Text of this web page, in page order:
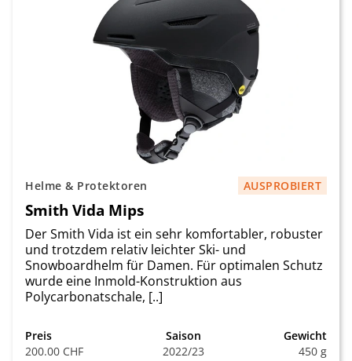
Helme & Protektoren AUSPROBIERT
Smith Vida Mips
Der Smith Vida ist ein sehr komfortabler, robuster
und trotzdem relativ leichter Ski- und
Snowboardhelm für Damen. Für optimalen Schutz
wurde eine Inmold-Konstruktion aus
Polycarbonatschale, [..]
Preis
200.00 CHF
Saison
2022/23
Gewicht
450 g